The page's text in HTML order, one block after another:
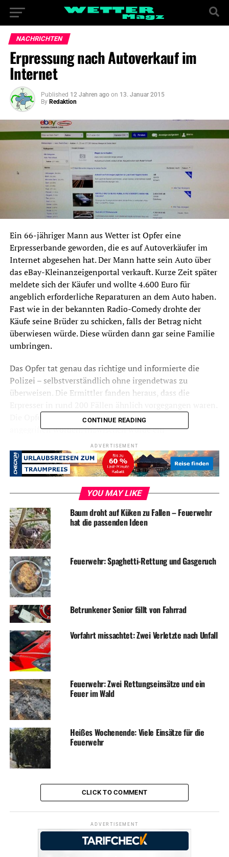
NACHRICHTEN
Erpressung nach Autoverkauf im
Internet
Published 12 Jahren ago on 13. Januar 2015
By Redaktion
Ein 66-jähriger Mann aus Wetter ist Opfer eine
Erpresserbande geworden, die es auf Autoverkäufer im
Internet abgesehen hat. Der Mann hatte sein Auto über
das eBay-Kleinanzeigenportal verkauft. Kurze Zeit später
meldete sich der Käufer und wollte 4.600 Euro für
angeblich erforderliche Reparaturen an dem Auto haben.
Fast wie in der bekannten Radio-Comedy drohte der
Käufe seine Brüder zu schicken, falls der Betrag nicht
überwiesen würde. Diese würden dann gar seine Familie
umbringen.
Das Opfer tat genau das richtige und informierte die
Polizei – selbstverständlich ohne irgendetwas zu
überweisen. Die Ermittler fanden heraus, dass die
Die Opfer seien aber in keinem Fall tatsächlich
angegriffen worden. Inzwischen wurde ein
Tatverdächtiger ermittelt.
Die Polizei rät, sich bei ähnlich gelagerten Fällen sofort
an die Polizei zu wenden und niemals etwas an die
Erpresser zu zahlen.
Symbolfoto / Archiv
ADVERTISEMENT
RELATED TOPICS: BLAULICHT NEWS
UP NEXT
Zwei Einbrüche zur besten Tageszeit – Beratungsstellen
helfen
DON'T MISS
Feuerwehr warnt vor dem Betreten der Wälder
CONTINUE READING
ADVERTISEMENT
YOU MAY LIKE
Baum droht auf Küken zu Fallen – Feuerwehr
hat die passenden Ideen
Feuerwehr: Spaghetti-Rettung und Gasgeruch
Betrunkener Senior fällt von Fahrrad
Vorfahrt missachtet: Zwei Verletzte nach Unfall
Feuerwehr: Zwei Rettungseinsätze und ein
Feuer im Wald
Heißes Wochenende: Viele Einsätze für die
Feuerwehr
CLICK TO COMMENT
ADVERTISEMENT